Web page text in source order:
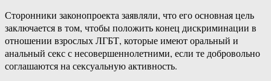
Сторонники законопроекта заявляли, что его основная цель
заключается в том, чтобы положить конец дискриминации в
отношении взрослых ЛГБТ, которые имеют оральный и
анальный секс с несовершеннолетними, если те добровольно
соглашаются на сексуальную активность.